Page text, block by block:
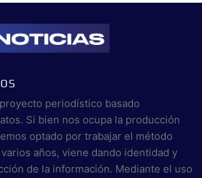
periodístico basado
Si bien nos ocupa la producción
optado por trabajar el método
años, viene dando identidad y
de la información. Mediante el uso